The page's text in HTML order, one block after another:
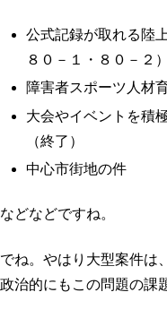
公式記録が取れる陸
８０－１・８０－２）
障害者スポーツ人材
大会やイベントを積
（終了）
中心市街地の件
などなどですね。
でね。やはり大型案件は
政治的にもこの問題の課